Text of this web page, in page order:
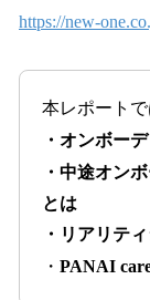
https://new-
本レポート
・オンボー
・中途オン
とは
・リアリテ
・ PANAI